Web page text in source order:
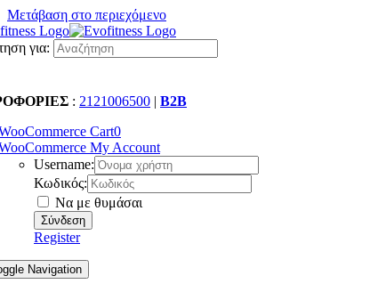
Μετάβαση στο περιεχόμενο
για:
: 2121006500 | B2B
Cart0
My Account
Username:
Κωδικός:
Να με θυμάσαι
Register
Navigation